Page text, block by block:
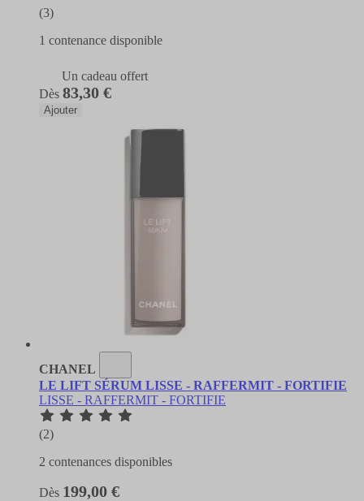
(3)
1 contenance disponible
Un cadeau offert
Dès 83,30 €
Ajouter
CHANEL
LE LIFT SÉRUM LISSE - RAFFERMIT - FORTIFIE
LISSE - RAFFERMIT - FORTIFIE
(2)
2 contenances disponibles
Dès 199,00 €